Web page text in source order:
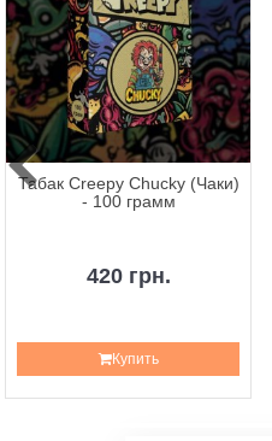
Табак Creepy Chucky (Чаки)
- 100 грамм
420 грн.
Купить